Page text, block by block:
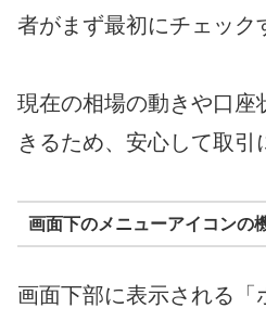
者がまず最初にチェック
現在の相場の動きや口座
きるため、安心して取引
画面下のメニューアイコンの
画面下部に表示される「